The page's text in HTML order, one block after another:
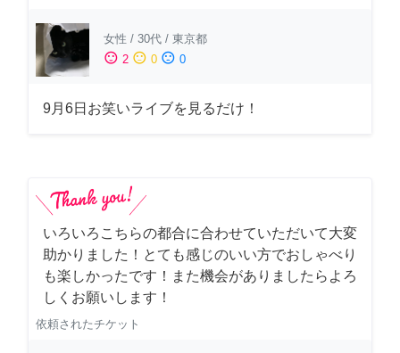
女性 / 30代 / 東京都
sentiment_satisfied 2 sentiment_neutral 0 sentiment_dissatisfied 0
9月6日お笑いライブを見るだけ！
いろいろこちらの都合に合わせていただいて大変
助かりました！とても感じのいい方でおしゃべり
も楽しかったです！また機会がありましたらよろ
しくお願いします！
依頼されたチケット